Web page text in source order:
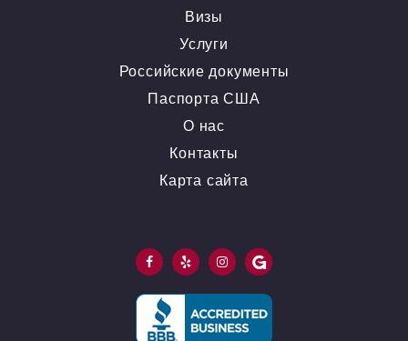
Визы
Услуги
Российские документы
Паспорта США
О нас
Контакты
Карта сайта